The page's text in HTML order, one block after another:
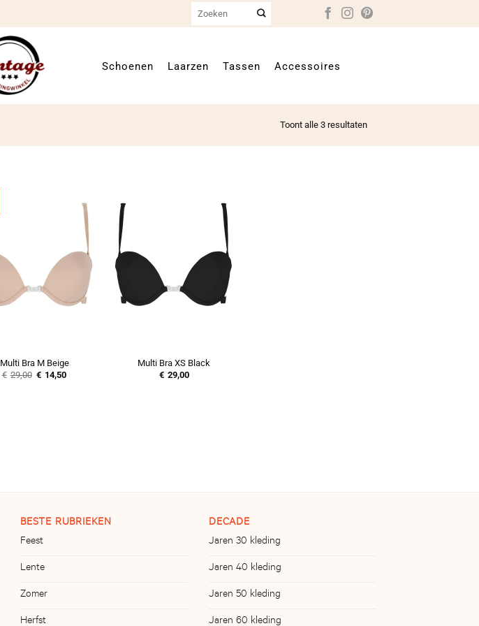
naar:
Schoenen Laarzen Tassen Accessoires
Toont alle 3 resultaten
Multi Bra M Beige
€ 29,00 Oorspronkelijke
€ 14,50Huidige
Multi Bra XS Black
€ 29,00
BESTE RUBRIEKEN
Feest
Lente
Zomer
Herfst
DECADE
Jaren 30 kleding
Jaren 40 kleding
Jaren 50 kleding
Jaren 60 kleding